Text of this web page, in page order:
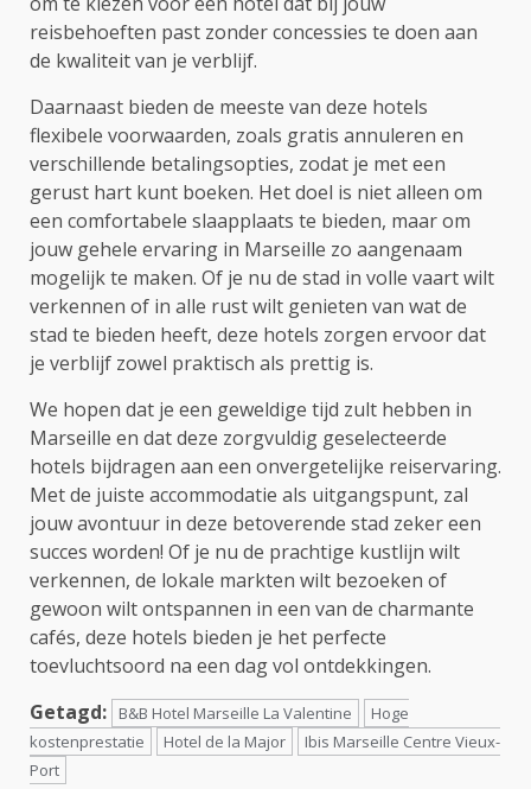
reisbehoeften past zonder concessies te doen aan
de kwaliteit van je verblijf.
Daarnaast bieden de meeste van deze hotels
flexibele voorwaarden, zoals gratis annuleren en
verschillende betalingsopties, zodat je met een
gerust hart kunt boeken. Het doel is niet alleen om
een comfortabele slaapplaats te bieden, maar om
jouw gehele ervaring in Marseille zo aangenaam
mogelijk te maken. Of je nu de stad in volle vaart wilt
verkennen of in alle rust wilt genieten van wat de
stad te bieden heeft, deze hotels zorgen ervoor dat
je verblijf zowel praktisch als prettig is.
We hopen dat je een geweldige tijd zult hebben in
Marseille en dat deze zorgvuldig geselecteerde
hotels bijdragen aan een onvergetelijke reiservaring.
Met de juiste accommodatie als uitgangspunt, zal
jouw avontuur in deze betoverende stad zeker een
succes worden! Of je nu de prachtige kustlijn wilt
verkennen, de lokale markten wilt bezoeken of
gewoon wilt ontspannen in een van de charmante
cafés, deze hotels bieden je het perfecte
toevluchtsoord na een dag vol ontdekkingen.
Getagd:
B&B Hotel Marseille La Valentine
Hoge
kostenprestatie
Hotel de la Major
Ibis Marseille Centre Vieux-
Port